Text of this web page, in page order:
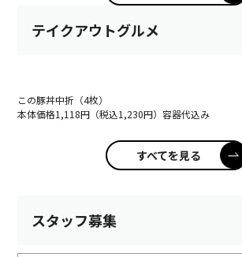
テイクアウトグルメ
この豚丼中折（4枚）
本体価格1,118円（税込1,230円）容器代込み
すべてを見る
スタッフ募集